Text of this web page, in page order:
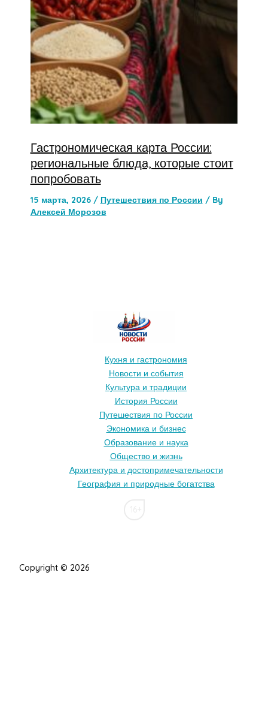
Гастрономическая карта России:
региональные блюда, которые стоит
попробовать
15 марта, 2026 / Путешествия по России / By
Алексей Морозов
Кухня и гастрономия
Новости и события
Культура и традиции
История России
Путешествия по России
Экономика и бизнес
Образование и наука
Общество и жизнь
Архитектура и достопримечательности
География и природные богатства
Copyright © 2026